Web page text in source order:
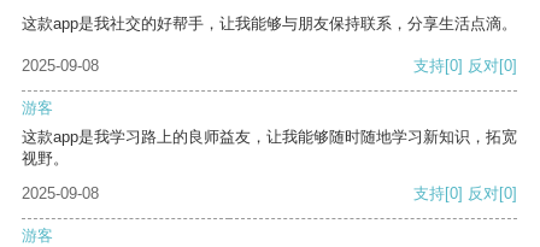
这款app是我社交的好帮手，让我能够与朋友保持联系，分享生活点滴。
2025-09-08 支持[0] 反对[0]
游客
这款app是我学习路上的良师益友，让我能够随时随地学习新知识，拓宽
视野。
2025-09-08
支持[0] 反对[0]
游客